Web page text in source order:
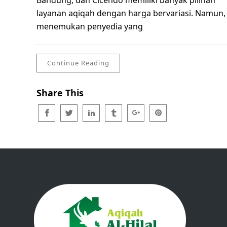
layanan aqiqah dengan harga bervariasi. Namun,
menemukan penyedia yang
Continue Reading
Share This